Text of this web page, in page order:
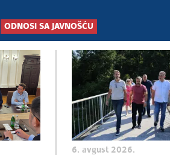
ODNOSI SA JAVNOŠĆU
6. avgust 2026.